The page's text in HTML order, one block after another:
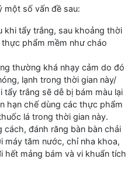
một số vấn đề sau:
khi tẩy trắng, sau khoảng thời
thực phẩm mềm như cháo
thường khá nhạy cảm do đó
lạnh trong thời gian này/
tẩy trắng sẽ dễ bị bám màu lại
hạn chế dùng các thực phẩm
lá trong thời gian này.
cách, đánh răng bàn bàn chải
máy tăm nước, chỉ nha khoa,
hết mảng bám và vi khuẩn tích